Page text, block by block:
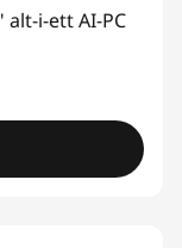
alt-i-ett AI-PC